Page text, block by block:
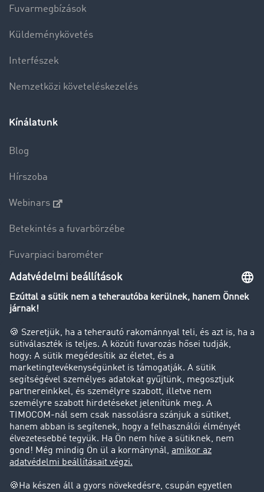
Fuvarmegbízások
Küldeménykövetés
Interfészek
Nemzetközi követeléskezelés
Kínálatunk
Blog
Hírszoba
Webinars
Betekintés a fuvarbörzébe
Fuvarpiaci barométer
Transzportlexikon
Tehergépkocsi-forgalomkorlátozás
Cég
Sikertörténetek
Ügyfél hoz ügyfelet
Jogi információk
Impresszum